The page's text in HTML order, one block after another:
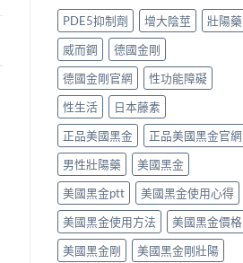
30
分，
雙
機
制
與
安
全
用
法
完
整
解
析〉
中
型
的
真
相、
用
法
與
香
港
法
律
紅
線〉
中
買？
藥
效
持
續
時
間、
正
確
用
法
與
副
作
用
完
整
真．
有
咁
勁？
醫
師
「目
前
PE
最
有
效
之
一」
係
邊
PDE5抑制劑 增大陰莖
壯陽藥
威而鋼
德國金剛
德國金剛官網
性功能障礙
性生活
日本藤素
正品美國黑金
正品美國黑金官網
男性壯陽藥
美國黑金
美國黑金ptt
美國黑金使用心得
美國黑金使用方法
美國黑金價格
美國黑金剛
美國黑金剛壯陽